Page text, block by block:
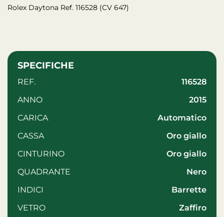
Rolex Daytona Ref. 116528 (CV 647)
SPECIFICHE
REF.
116528
ANNO
2015
CARICA
automatico
CASSA
oro giallo
CINTURINO
oro giallo
QUADRANTE
Nero
INDICI
Barrette
VETRO
zaffiro